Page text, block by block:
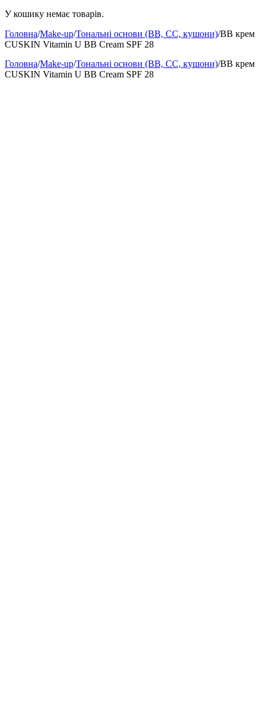
У кошику немає товарів.
Головна/Make-up/Тональні основи (BB, CC, кушони)/BB крем
CUSKIN Vitamin U BB Cream SPF 28
Головна/Make-up/Тональні основи (BB, CC, кушони)/BB крем
CUSKIN Vitamin U BB Cream SPF 28